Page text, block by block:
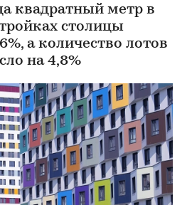
квадратный метр в
столицы
а количество лотов
на 4,8%